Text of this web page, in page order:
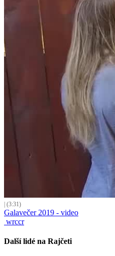
| (3:31)
Galavečer 2019 - video
wrccr
Další lidé na Rajčeti